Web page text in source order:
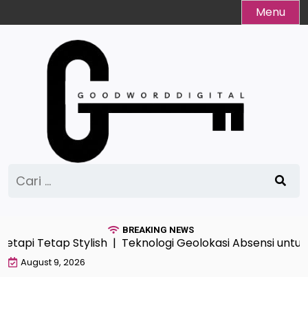
to
Menu
untuk:
BREAKING NEWS
Tetap Stylish |Teknologi Geolokasi Absensi untuk
August 9, 2026